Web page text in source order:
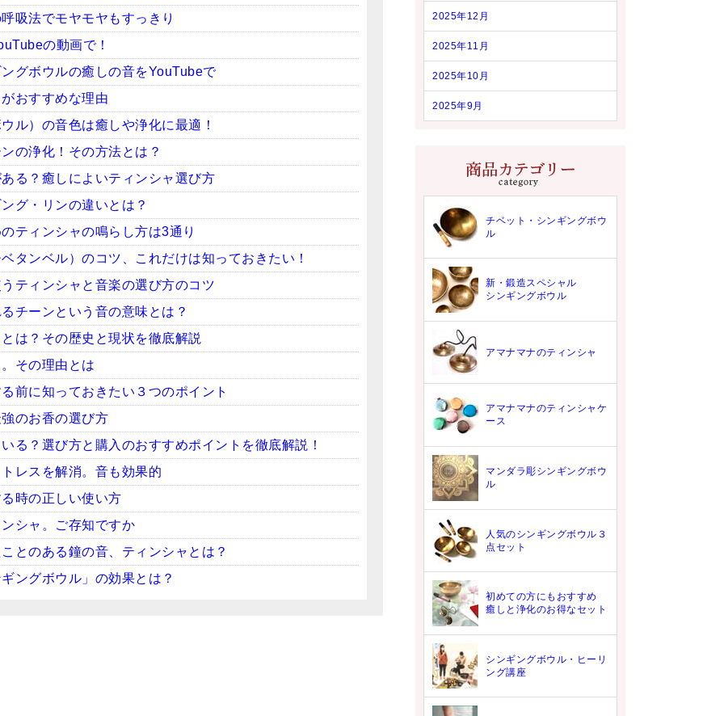
吸法でモヤモヤもすっきり
の動画で！
グボウルの癒しの音をYouTubeで
おすすめな理由
ル）の音色は癒しや浄化に最適！
の浄化！その方法とは？
る？癒しによいティンシャ選び方
グ・リンの違いとは？
ティンシャの鳴らし方は3通り
タンベル）のコツ、これだけは知っておきたい！
ティンシャと音楽の選び方のコツ
チーンという音の意味とは？
は？その歴史と現状を徹底解説
その理由とは
前に知っておきたい３つのポイント
のお香の選び方
る？選び方と購入のおすすめポイントを徹底解説！
レスを解消。音も効果的
時の正しい使い方
シャ。ご存知ですか
とのある鐘の音、ティンシャとは？
ングボウル」の効果とは？
2025年12月
2025年11月
2025年10月
2025年9月
チベット・シンギングボウ
ル
新・鍛造スペシャル
シンギングボウル
アマナマナのティンシャ
アマナマナのティンシャケ
ース
マンダラ彫シンギングボウ
ル
人気のシンギングボウル３
点セット
初めての方にもおすすめ
癒しと浄化のお得なセット
シンギングボウル・ヒーリ
ング講座